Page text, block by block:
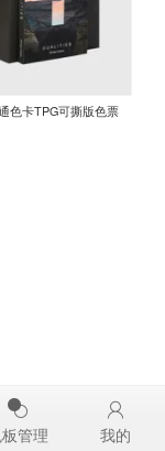
色卡TPG可撕版色票
管理 我的